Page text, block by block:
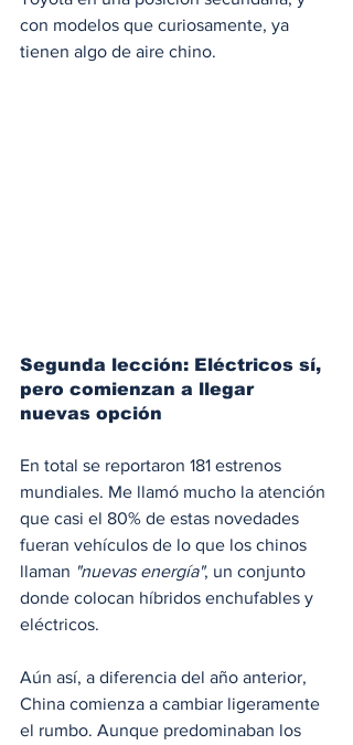
con modelos que curiosamente, ya
tienen algo de aire chino.
Segunda lección: Eléctricos sí,
pero comienzan a llegar
nuevas opción
En total se reportaron 181 estrenos
mundiales. Me llamó mucho la atención
que casi el 80% de estas novedades
fueran vehículos de lo que los chinos
llaman "nuevas energía", un conjunto
donde colocan híbridos enchufables y
eléctricos.
Aún así, a diferencia del año anterior,
China comienza a cambiar ligeramente
el rumbo. Aunque predominaban los